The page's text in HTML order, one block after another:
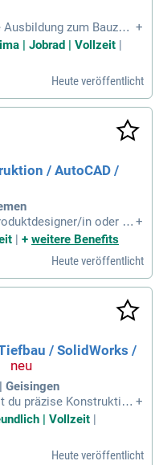
zum Bauzeic
Qualifikation.
+
| Jobrad | Vollzeit |
Heute veröffentlicht
/ AutoCAD /
in oder ve
in CAD-Software wie
in der 3D-Modellieru
in gängigen Me
sind von Vorteil. Erste
Kenntnisse in ERP-S
willkommen. Zudem
im Team und ko
Englisch. Profitieren Si
betrieblicher Altersv
Firmenfitness und E-Bi
+
| + weitere Benefits
Heute veröffentlicht
/ SolidWorks /
Geisingen
du präzise Konstruktion
vor. D
zusammen und bring
Berufsausbildu
+
| Vollzeit
Heute veröffentlicht